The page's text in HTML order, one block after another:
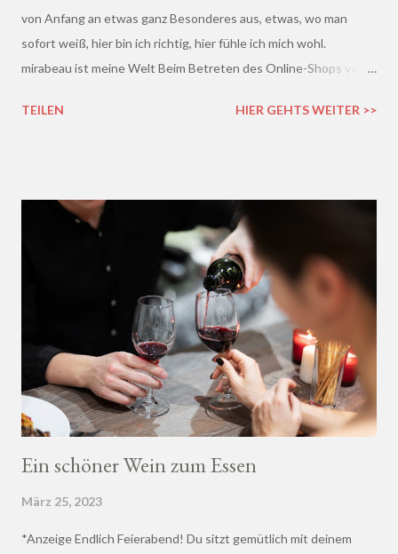
von Anfang an etwas ganz Besonderes aus, etwas, wo man
sofort weiß, hier bin ich richtig, hier fühle ich mich wohl.
mirabeau ist meine Welt Beim Betreten des Online-Shops von
Harmonische - ich wusste sofort, hier fühle ich mich wohl :)
TEILEN HIER GEHTS WEITER >>
Ein schöner Wein zum Essen
März 25, 2023
*Anzeige Endlich Feierabend! Du sitzt gemütlich mit deinem